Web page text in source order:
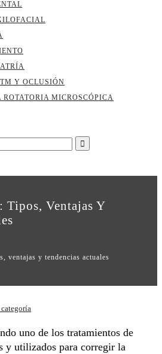
Y OCLUSIÓN
ROTATORIA MICROSCÓPICA
Tipos, Ventajas Y
ventajas y tendencias actuales
uno de los tratamientos de
y utilizados para corregir la